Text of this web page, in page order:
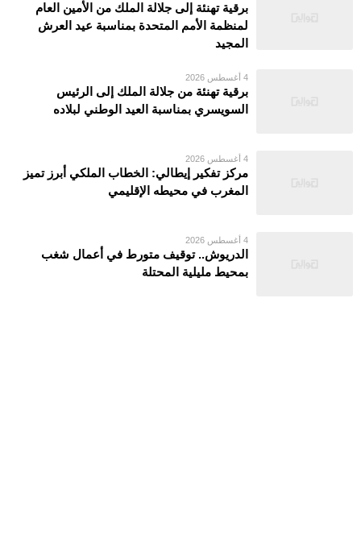
برقية تهنئة إلى جلالة الملك من الأمين العام
لمنظمة الأمم المتحدة بمناسبة عيد العرش
المجيد
4 أغسطس 2026
برقية تهنئة من جلالة الملك إلى الرئيس
السويسري بمناسبة العيد الوطني لبلاده
4 أغسطس 2026
مركز تفكير إيطالي: الخطاب الملكي أبرز تميز
المغرب في محيطه الإقليمي
4 أغسطس 2026
الدريوش.. توقيف متورط في أعمال شغب
بمحيط مليلية المحتلة